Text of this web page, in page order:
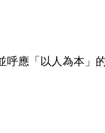
應「以人為本」